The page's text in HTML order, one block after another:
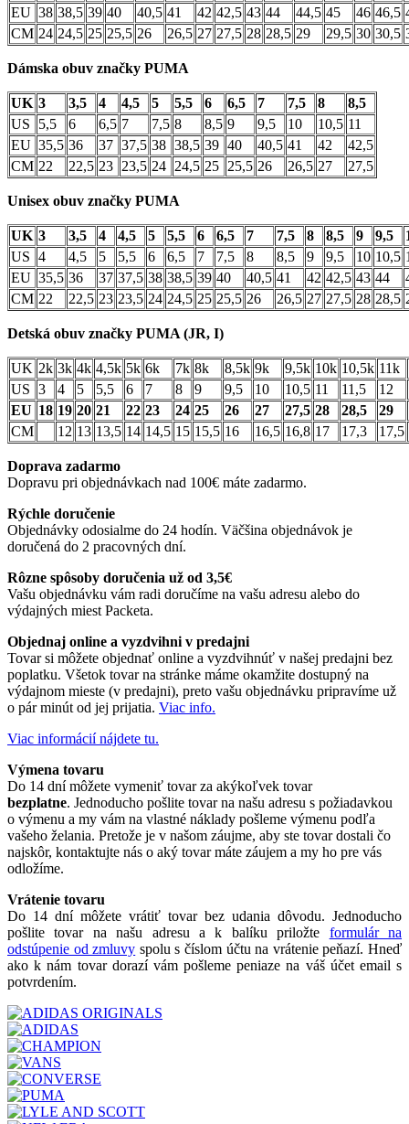
EU 38 38,5 39 40 40,5 41 42 42,5 43 44 44,5 45 46 46,5
CM 24 24,5 25 25,5 26 26,5 27 27,5 28 28,5 29 29,5 30 30,5
Dámska obuv značky PUMA
UK 3 3,5 4 4,5 5 5,5 6 6,5 7 7,5 8
8,5
US
5,5 6 6,5 7 7,5 8 8,5 9 9,5 10 10,5 11
EU 35,5 36 37 37,5 38 38,5 39 40 40,5 41 42
42,5
CM 22 22,5 23 23,5 24 24,5 25 25,5 26 26,5 27 27,5
Unisex obuv značky PUMA
UK 3 3,5 4 4,5 5 5,5 6 6,5 7 7,5 8 8,5 9 9,5
US 4 4,5 5 5,5 6 6,5 7 7,5 8 8,5 9 9,5 10 10,5
EU 35,5 36 37 37,5 38 38,5 39 40 40,5 41 42 42,5 43 44
CM 22 22,5 23 23,5 24 24,5 25 25,5 26 26,5 27 27,5 28 28,5
Detská obuv značky PUMA (JR, I)
UK 2k 3k 4k 4,5k 5k 6k 7k 8k 8,5k 9k 9,5k 10k 10,5k 11k
US 3 4 5 5,5 6 7 8 9 9,5 10 10,5 11 11,5
12
EU 18 19 20 21 22 23 24 25 26 27 27,5 28 28,5
29
CM
12 13 13,5 14 14,5 15 15,5 16 16,5 16,8 17 17,3 17,5
Doprava zadarmo
Dopravu pri objednávkach nad 100€ máte zadarmo.
Rýchle doručenie
Objednávky odosialme do 24 hodín. Väčšina objednávok je
doručená do 2 pracovných dní.
Rôzne spôsoby doručenia už od 3,5€
Vašu objednávku vám radi doručíme na vašu adresu alebo do
výdajných miest Packeta.
Objednaj online a vyzdvihni v predajni
Tovar si môžete objednať online a vyzdvihnúť v našej predajni bez
poplatku. Všetok tovar na stránke máme okamžite dostupný na
výdajnom mieste (v predajni), preto vašu objednávku pripravíme už
o pár minút od jej prijatia. Viac info.
Viac informácií nájdete tu.
Výmena tovaru
Do 14 dní môžete vymeniť tovar za akýkoľvek tovar
bezplatne. Jednoducho pošlite tovar na našu adresu s požiadavkou
o výmenu a my vám na vlastné náklady pošleme výmenu podľa
vašeho želania. Pretože je v našom záujme, aby ste tovar dostali čo
najskôr, kontaktujte nás o aký tovar máte záujem a my ho pre vás
odložíme.
Vrátenie tovaru
Do 14 dní môžete vrátiť tovar bez udania dôvodu. Jednoducho
pošlite tovar na našu adresu a k balíku priložte formulár na
odstúpenie od zmluvy spolu s číslom účtu na vrátenie peňazí. Hneď
ako k nám tovar dorazí vám pošleme peniaze na váš účet email s
potvrdením.